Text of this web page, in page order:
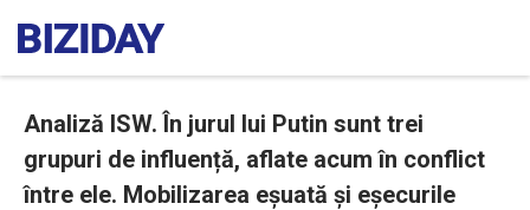
Analiză ISW. În jurul lui Putin sunt trei
grupuri de influență, aflate acum în conflict
între ele. Mobilizarea eșuată și eșecurile